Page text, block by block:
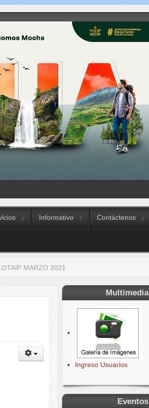
Informativo Contáctenos
MARZO 2021
Multimedia
Ingreso Usuarios
Eventos